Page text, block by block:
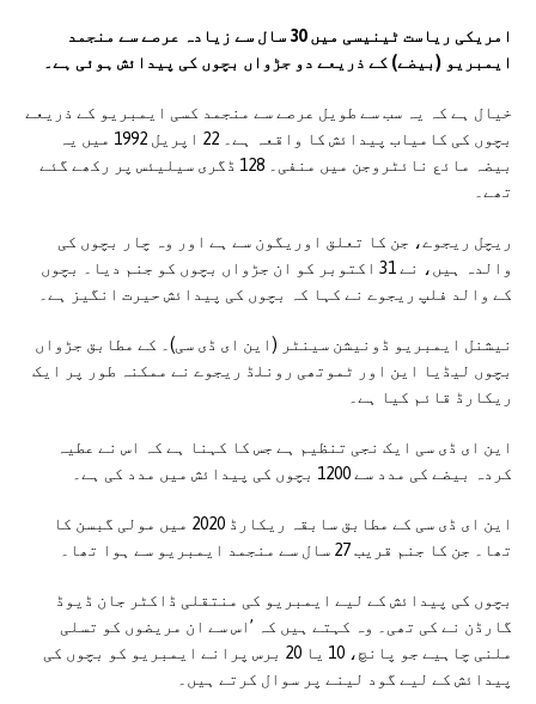
امریکی ریاست ٹینیسی میں 30 سال سے زیادہ عرصے سے منجمد
ایمبریو (بیضے) کے ذریعے دو جڑواں بچوں کی پیدائش ہوئی ہے۔
خیال ہے کہ یہ سب سے طویل عرصے سے منجمد کسی ایمبریو کے ذریعے
بچوں کی کامیاب پیدائش کا واقعہ ہے۔ 22 اپریل 1992 میں یہ
بیضہ مائع نائٹروجن میں منفی۔ 128 ڈگری سیلیئس پر رکھے گئے
تھے۔
ریچل ریجوے، جن کا تعلق اوریگون سے ہے اور وہ چار بچوں کی
والدہ ہیں، نے 31 اکتوبر کو ان جڑواں بچوں کو جنم دیا۔ بچوں
کے والد فلپ ریجوے نے کہا کہ بچوں کی پیدائش حیرت انگیز ہے۔
نیشنل ایمبریو ڈونیشن سینٹر (این ای ڈی سی)۔ کے مطابق جڑواں
بچوں لیڈیا این اور ٹموتھی رونلڈ ریجوے نے ممکنہ طور پر ایک
ریکارڈ قائم کیا ہے۔
این ای ڈی سی ایک نجی تنظیم ہے جس کا کہنا ہے کہ اس نے عطیہ
کردہ بیضے کی مدد سے 1200 بچوں کی پیدائش میں مدد کی ہے۔
این ای ڈی سی کے مطابق سابقہ ریکارڈ 2020 میں مولی گبسن کا
تھا۔ جن کا جنم قریب 27 سال سے منجمد ایمبریو سے ہوا تھا۔
بچوں کی پیدائش کے لیے ایمبریو کی منتقلی ڈاکٹر جان ڈیوڈ
گارڈن نے کی تھی۔ وہ کہتے ہیں کہ ’اس سے ان مریضوں کو تسلی
ملنی چاہیے جو پانچ، 10 یا 20 برس پرانے ایمبریو کو بچوں کی
پیدائش کے لیے گود لینے پر سوال کرتے ہیں۔